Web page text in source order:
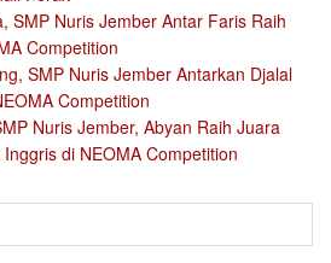
SMP Nuris Jember Antar Faris Raih
Competition
SMP Nuris Jember Antarkan Djalal
Competition
Nuris Jember, Abyan Raih Juara
di NEOMA Competition